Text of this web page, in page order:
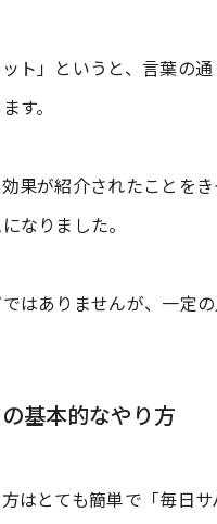
ト」というと、言葉の
す。
果が紹介されたことを
なりました。
はありませんが、一定の
基本的なやり方
はとても簡単で「毎日